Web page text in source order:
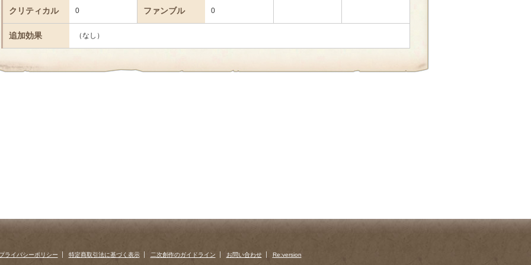
クリティカル 0 ファンブル 0
追加効果 （なし）
ライバシーポリシー 特定商取引法に基づく表示 二次創作のガイドライン お問い合わせ Re:version